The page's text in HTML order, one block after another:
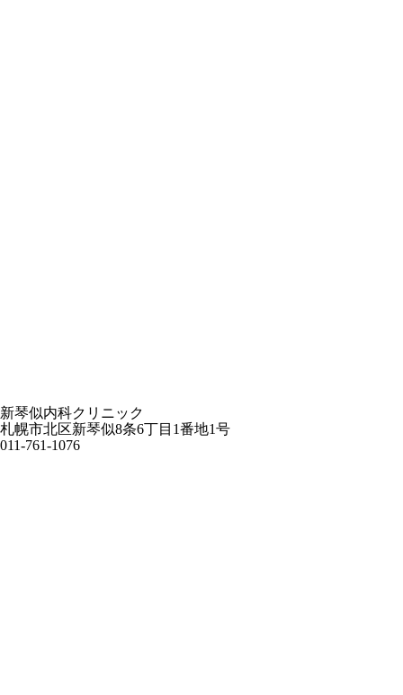
新琴似内科クリニック
札幌市北区新琴似8条6丁目1番地1号
011-761-1076